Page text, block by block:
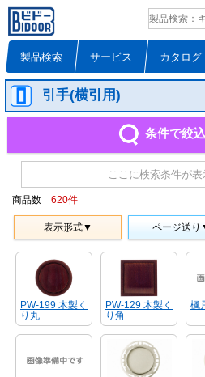
製品検索 サービス カタログ
引手(横引用)
条件で絞
ここに検索条件が
商品数 620件
表示形式▼ ページ送り
PW-199 木製く
り丸
PW-129 木製く
り角
楓